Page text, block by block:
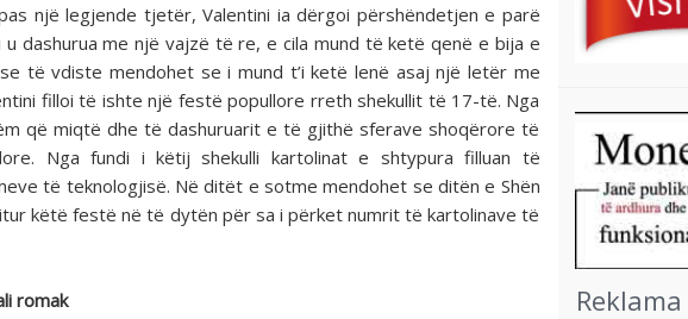
një legjende tjetër, Valentini ia dërgoi përshëndetjen e parë
dashurua me një vajzë të re, e cila mund të ketë qenë e bija e
të vdiste mendohet se i mund t’i ketë lenë asaj një letër me
filloi të ishte një festë popullore rreth shekullit të 17-të. Nga
që miqtë dhe të dashuruarit e të gjithë sferave shoqërore të
Nga fundi i këtij shekulli kartolinat e shtypura filluan të
të teknologjisë. Në ditët e sotme mendohet se ditën e Shën
këtë festë në të dytën për sa i përket numrit të kartolinave të
romak Reklama